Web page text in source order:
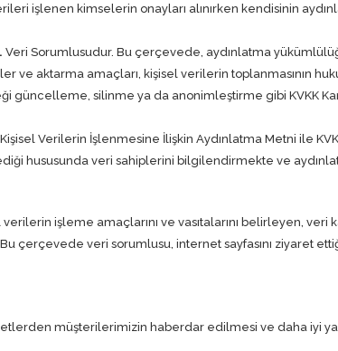
işlenen kimselerin onayları alınırken kendisinin
Veri Sorumlusudur. Bu çerçevede, aydınlatma
ve aktarma amaçları, kişisel verilerin toplanmasının
silinme ya da anonimleştirme gibi KVKK
Kişisel Verilerin İşlenmesine İlişkin Aydınlatma Metni ile
hususunda veri sahiplerini bilgilendirmekte ve
verilerin işleme amaçlarını ve vasıtalarını belirleyen, veri
çerçevede veri sorumlusu, internet sayfasını ziyaret
müşterilerimizin haberdar edilmesi ve daha iyi